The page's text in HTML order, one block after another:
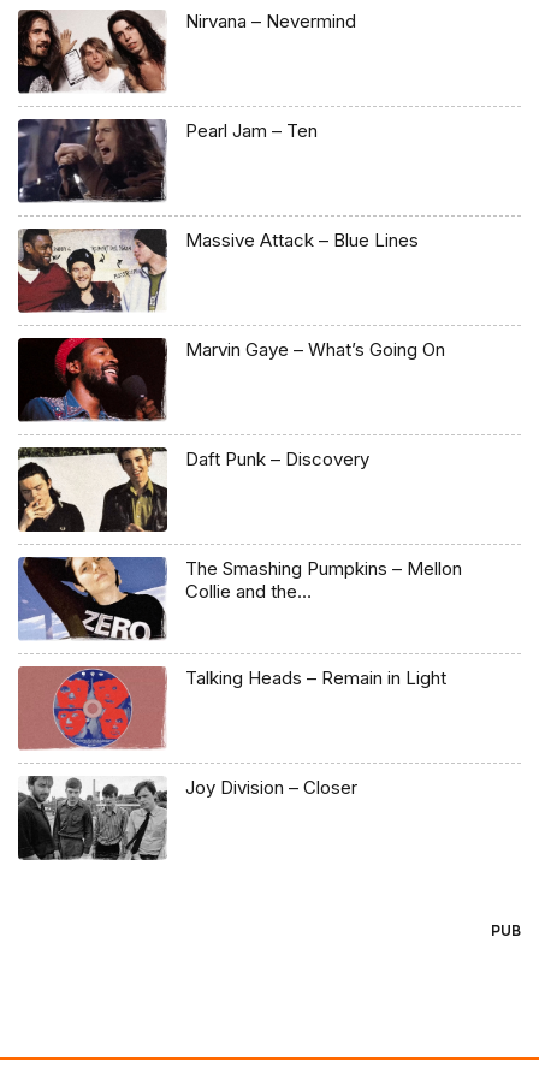
Nirvana – Nevermind
Pearl Jam – Ten
Massive Attack – Blue Lines
Marvin Gaye – What’s Going On
Daft Punk – Discovery
The Smashing Pumpkins – Mellon
Collie and the…
Talking Heads – Remain in Light
Joy Division – Closer
PUB